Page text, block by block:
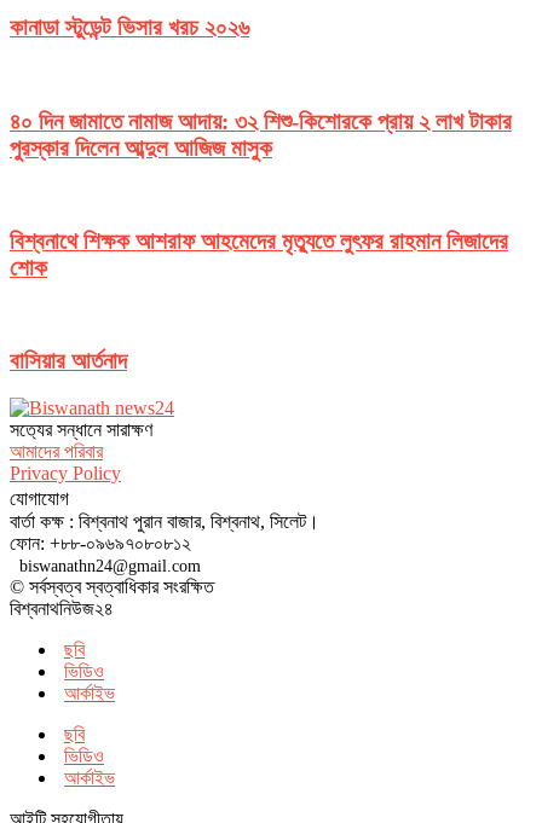
কানাডা স্টুডেন্ট ভিসার খরচ ২০২৬
৪০ দিন জামাতে নামাজ আদায়: ৩২ শিশু-কিশোরকে প্রায় ২ লাখ টাকার
পুরস্কার দিলেন আব্দুল আজিজ মাসুক
বিশ্বনাথে শিক্ষক আশরাফ আহমেদের মৃত্যুতে লুৎফর রাহমান লিজাদের
শোক
বাসিয়ার আর্তনাদ
সত‌্যের সন্ধানে সারাক্ষণ
আমাদের পরিবার
Privacy Policy
যোগাযোগ
বার্তা কক্ষ : বিশ্বনাথ পুরান বাজার, বিশ্বনাথ, সিলেট।
ফোন: +৮৮-০৯৬৯৭০৮০৮১২
biswanathn24@gmail.com
© সর্বস্বত্ব স্বত্বাধিকার সংরক্ষিত
বিশ্বনাথনিউজ২৪
ছবি
ভিডিও
আর্কাইভ
ছবি
ভিডিও
আর্কাইভ